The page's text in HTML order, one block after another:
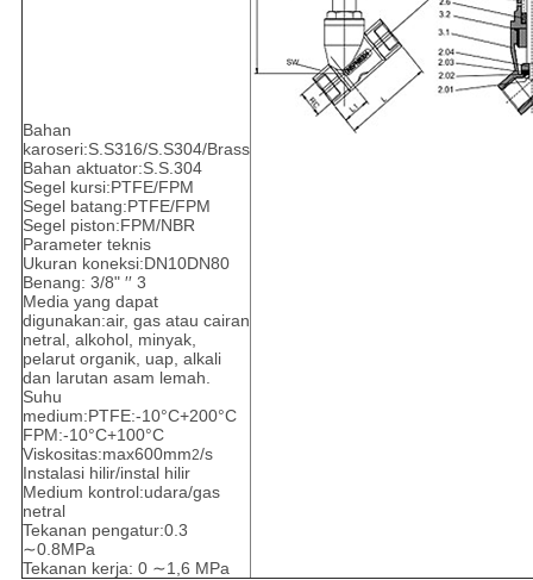
Bahan
karoseri:S.S316/S.S304/Brass
Bahan aktuator:S.S.304
Segel kursi:PTFE/FPM
Segel batang:PTFE/FPM
Segel piston:FPM/NBR
Parameter teknis
Ukuran koneksi:DN10DN80
Benang: 3/8" ′′ 3
Media yang dapat
digunakan:air, gas atau cairan
netral, alkohol, minyak,
pelarut organik, uap, alkali
dan larutan asam lemah.
Suhu
medium:PTFE:-10°C+200°C
FPM:-10°C+100°C
Viskositas:max600mm2/s
Instalasi hilir/instal hilir
Medium kontrol:udara/gas
netral
Tekanan pengatur:0.3
∼0.8MPa
Tekanan kerja: 0 ∼1,6 MPa